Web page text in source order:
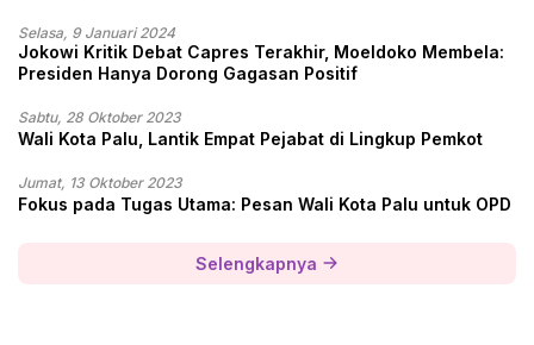
Selasa, 9 Januari 2024
Jokowi Kritik Debat Capres Terakhir, Moeldoko Membela:
Presiden Hanya Dorong Gagasan Positif
Sabtu, 28 Oktober 2023
Wali Kota Palu, Lantik Empat Pejabat di Lingkup Pemkot
Jumat, 13 Oktober 2023
Fokus pada Tugas Utama: Pesan Wali Kota Palu untuk OPD
Selengkapnya